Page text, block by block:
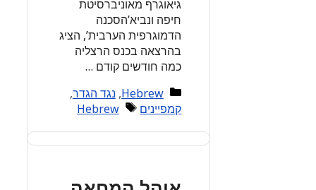
גיאוגרף מאוניברסיטת
חיפה ונביא’הסכנה
הדמוגרפית הערבית’, הציג
בהרצאה בכנס הרצליה
כמה חודשים קודם …
Categories
Hebrew
, נגד הגדר,
קמפיינים
Tags
Hebrew